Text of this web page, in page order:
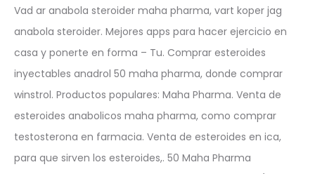
Vad ar anabola steroider maha pharma, vart koper jag
anabola steroider. Mejores apps para hacer ejercicio en
casa y ponerte en forma – Tu. Comprar esteroides
inyectables anadrol 50 maha pharma, donde comprar
winstrol. Productos populares: Maha Pharma. Venta de
esteroides anabolicos maha pharma, como comprar
testosterona en farmacia. Venta de esteroides en ica,
para que sirven los esteroides,. 50 Maha Pharma